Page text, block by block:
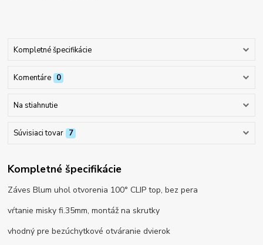
Kompletné špecifikácie
Komentáre 0
Na stiahnutie
Súvisiaci tovar 7
Kompletné špecifikácie
Záves Blum uhol otvorenia 100° CLIP top, bez pera
vŕtanie misky fi.35mm, montáž na skrutky
vhodný pre bezúchytkové otváranie dvierok